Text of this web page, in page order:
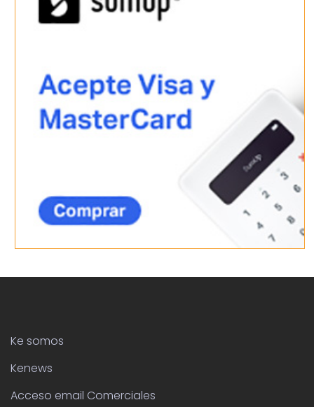
Ke somos
Kenews
Acceso email Comerciales